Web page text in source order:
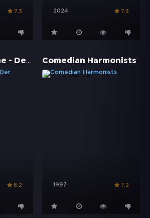
7.3 2024 7.3
Ennio Morricone - Der Maestro
8.2
Comedian Harmonists
1997 7.2